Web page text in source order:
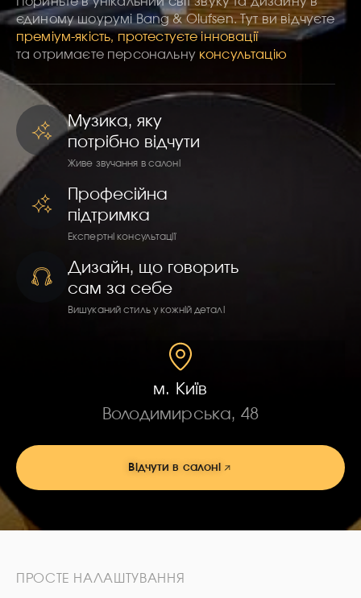
єдиному шоурумі Bang & Olufsen. Тут ви відчуєте
преміум-якість, протестуєте інновації
та отримаєте персональну консультацію
Музика, яку
потрібно відчути
Живе звучання в салоні
Професійна
підтримка
Експертні консультації
Дизайн, що говорить
сам за себе
Вишуканий стиль у кожній деталі
м. Київ
Володимирська, 48
Відчути в салоні
ПРОСТЕ НАЛАШТУВАННЯ